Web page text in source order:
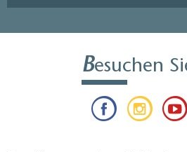
Besuchen